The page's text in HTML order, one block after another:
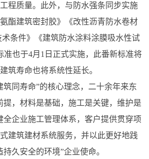
程质量。此外，与防水强条同步实施
酯建筑密封胶》《改性沥青防水卷材
条件》《建筑防水涂料涂膜吸水性试
准也于4月1日正式实施，此番新标准将
筑寿命也将系统性延长。
同寿命”的核心理念，二十余年来东
提，材料是基础，施工是关键，维护是
全企业施工管理体系，客户提供贯穿项
建筑建材系统服务，并以此更好地践
久安全的环境”企业使命。